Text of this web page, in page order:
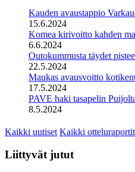
Kauden avaustappio
15.6.2024
Komea kirivoitto kahden
6.6.2024
Outokummusta täydet
22.5.2024
Maukas avausvoitto
17.5.2024
PAVE haki tasapelin
8.5.2024
Kaikki uutiset Kaikki otteluraportit
Liittyvät jutut